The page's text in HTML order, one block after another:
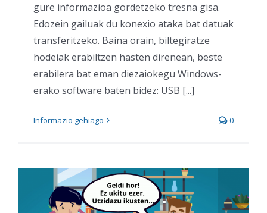
gure informazioa gordetzeko tresna gisa.
Edozein gailuak du konexio ataka bat datuak
transferitzeko. Baina orain, biltegiratze
hodeiak erabiltzen hasten direnean, beste
erabilera bat eman diezaiokegu Windows-
erako software baten bidez: USB [...]
Informazio gehiago 0